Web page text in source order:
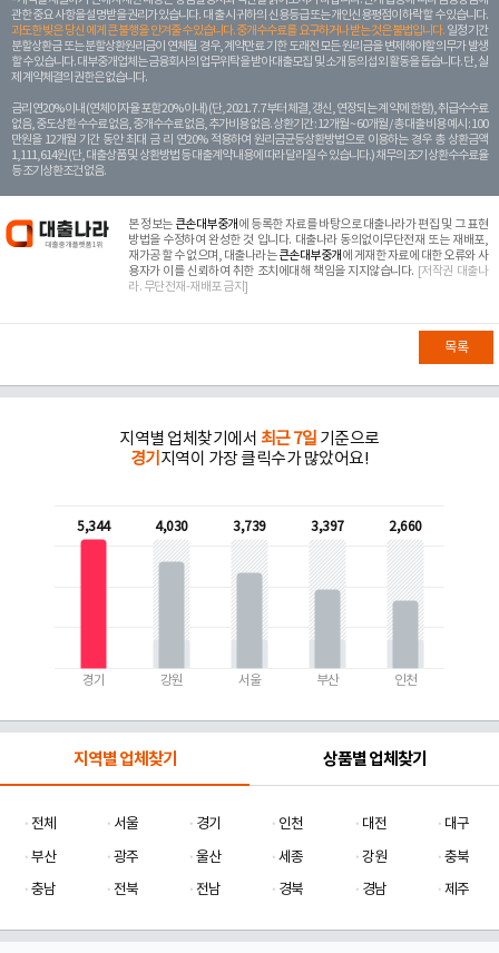
관한 중요 사항을 설명받을 권리가 있습니다. 대 출 시 귀하의 신용등급 또는 개인신용평점이 하락할 수 있습니다.
과도한 빚은 당신 에게 큰 불행을 안겨줄 수 있습니다. 중개수수료를 요구하거나 받는 것은 불법입니다. 일정 기간
분할상환금 또는 분할상환원리금이 연체될 경우, 계약만료 기한 도래전 모든 원리금을 변제해야할 의무가 발생
할 수 있습니다. 대부중개업체는 금융회사의 업무위탁을 받아 대출모집 및 소개 등의 섭외 활동을 돕습니다. 단, 실
제 계약체결의 권한은 없습니다.
금리 연20% 이내 (연체이자율 포함 20% 이내) (단, 2021. 7. 7부터 체결, 갱신, 연장되는 계 약에 한함), 취급수수료
없음, 중도상환 수수료 없음, 중개수수료 없음, 추가비용 없음. 상환기간 : 12개월 ~ 60개월 / 총 대출 비용 예시 : 100
만원을 12개월 기간 동안 최대 금 리 연20% 적용하여 원리금균등상환방법으로 이용하는 경우 총 상환금액
1,111,614원 (단, 대출상품 및 상환방법 등 대출계약 내용에 따라 달라질 수 있습니다.) 채무의 조기 상환수수료율
등 조기상환조건 없음.
본 정보는 큰손대부중개 에 등록한 자료를 바탕으로 대출나라가 편집 및 그 표현
방법을 수정하여 완성한 것 입니다. 대출나라 동의없이무단전재 또는 재배포,
재가공 할 수 없으며, 대출나라는큰손대부중개 에 게재한 자료에 대한 오류와 사
용자가 이를 신뢰하여 취한 조치에대해 책임을 지지않습니다. [저작권 대출나
라. 무단전재-재배포 금지]
목록
지역별 업체찾기에서 최근 7일 기준으로
경기 지역이 가장 클릭수가 많았어요!
5,344
경기
4,030
강원
3,739
서울
3,397
부산
2,660
인천
지역별 업체찾기 상품별 업체찾기
전체 서울 경기 인천 대전
대구
부산
광주 울산 세종 강원
충북
충남
전북 전남 경북 경남 제주